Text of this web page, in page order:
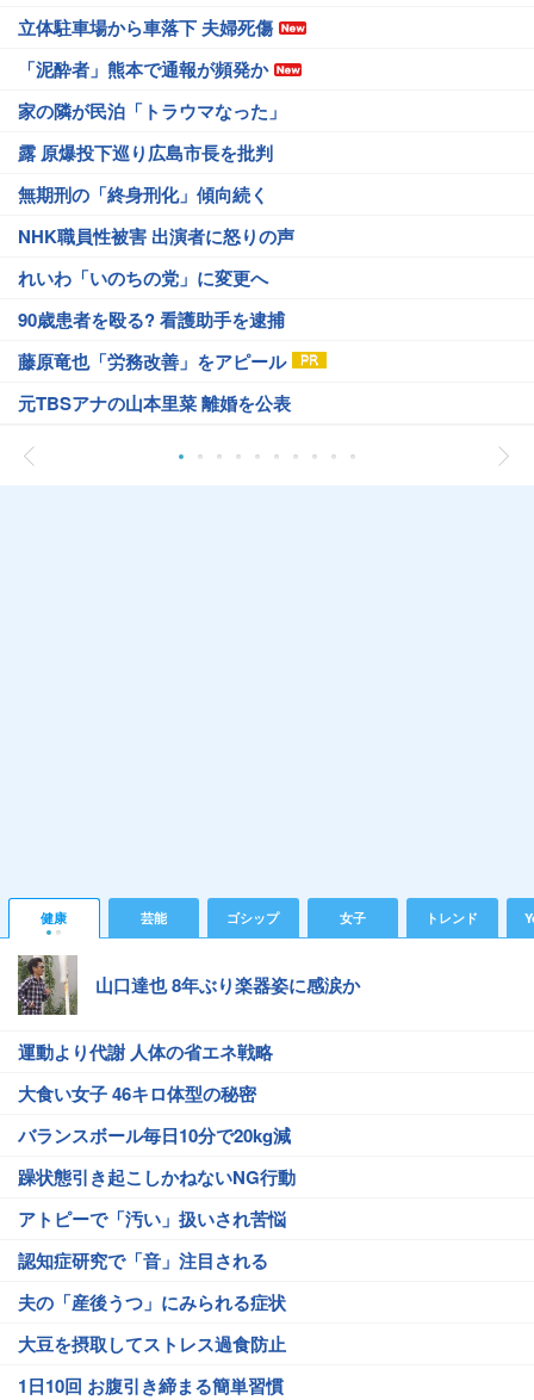
立体駐車場から車落下 夫婦死傷
「泥酔者」熊本で通報が頻発か
家の隣が民泊「トラウマなった」
露 原爆投下巡り広島市長を批判
無期刑の「終身刑化」傾向続く
NHK職員性被害 出演者に怒りの声
れいわ「いのちの党」に変更へ
90歳患者を殴る? 看護助手を逮捕
藤原竜也「労務改善」をアピール
元TBSアナの山本里菜 離婚を公表
健康 芸能 ゴシップ 女子 トレンド
山口達也 8年ぶり楽器姿に感涙か
運動より代謝 人体の省エネ戦略
大食い女子 46キロ体型の秘密
バランスボール毎日10分で20kg減
躁状態引き起こしかねないNG行動
アトピーで「汚い」扱いされ苦悩
認知症研究で「音」注目される
夫の「産後うつ」にみられる症状
大豆を摂取してストレス過食防止
1日10回 お腹引き締まる簡単習慣